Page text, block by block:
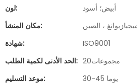
لون:
أبيض؛ أسود
مكان المنشأ:
، الصين
شهادة:
ISO9001
الحد الأدنى لكمية الطلب:
مجموعات20
موعد التسليم:
30-45 يوما